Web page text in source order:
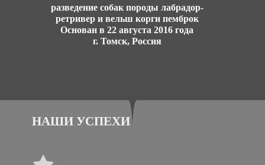
разведение собак породы лабрадор-
ретривер и вельш корги пемброк
Основан в 22 августа 2016 года
г. Томск, Россия
НАШИ УСПЕХИ